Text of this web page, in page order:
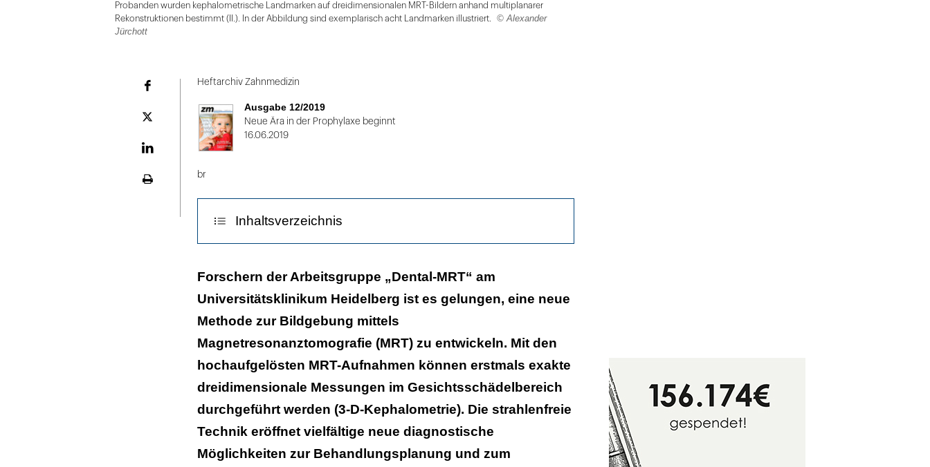
Probanden wurden kephalometrische Landmarken auf dreidimensionalen MRT-Bildern anhand multiplanarer
Rekonstruktionen bestimmt (II.). In der Abbildung sind exemplarisch acht Landmarken illustriert.
© Alexander
Jürchott
Plattform
Heftarchiv Zahnmedizin
Ausgabe 12/2019
Neue Ära in der Prophylaxe beginnt
16.06.2019
br
Inhaltsverzeichnis
Ist damit das diagnostische Dilemma gelöst?
Hochauflösende MRT-Bilder in sieben Minuten
Literatur:
Forschern der Arbeitsgruppe „Dental-MRT“ am
Universitätsklinikum Heidelberg ist es gelungen, eine neue
Methode zur Bildgebung mittels
Magnetresonanztomografie (MRT) zu entwickeln. Mit den
hochaufgelösten MRT-Aufnahmen können erstmals exakte
dreidimensionale Messungen im Gesichtsschädelbereich
durchgeführt werden (3-D-Kephalometrie). Die strahlenfreie
Technik eröffnet vielfältige neue diagnostische
Möglichkeiten zur Behandlungsplanung und zum